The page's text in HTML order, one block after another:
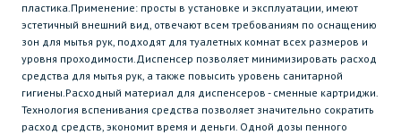
пластика.Применение: просты в установке и эксплуатации, имеют
эстетичный внешний вид, отвечают всем требованиям по оснащению
зон для мытья рук, подходят для туалетных комнат всех размеров и
уровня проходимости.Диспенсер позволяет минимизировать расход
средства для мытья рук, а также повысить уровень санитарной
гигиены.Расходный материал для диспенсеров - сменные картриджи.
Технология вспенивания средства позволяет значительно сократить
расход средств, экономит время и деньги. Одной дозы пенного